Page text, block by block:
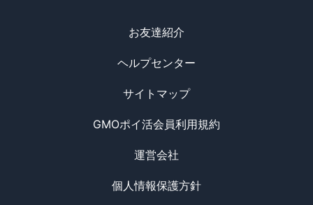
お友達紹介
ヘルプセンター
サイトマップ
GMOポイ活会員利用規約
運営会社
個人情報保護方針